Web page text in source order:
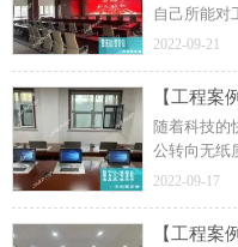
自己所能对
于会议现场的
2022-09-21
随着科技的
公转向无纸
在日常办公
统；
2022-09-17